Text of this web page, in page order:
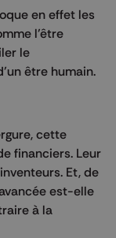
en effet les
l’être
le
être humain.
cette
financiers. Leur
Et, de
est-elle
à la